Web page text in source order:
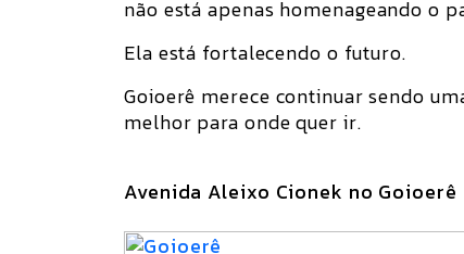
não está apenas homenageando o
Ela está fortalecendo o futuro.
Goioerê merece continuar sendo
melhor para onde quer ir.
Avenida Aleixo Cionek no Goioerê